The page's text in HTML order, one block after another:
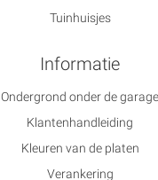
Tuinhuisjes
Informatie
Ondergrond onder de garage
Klantenhandleiding
Kleuren van de platen
Verankering